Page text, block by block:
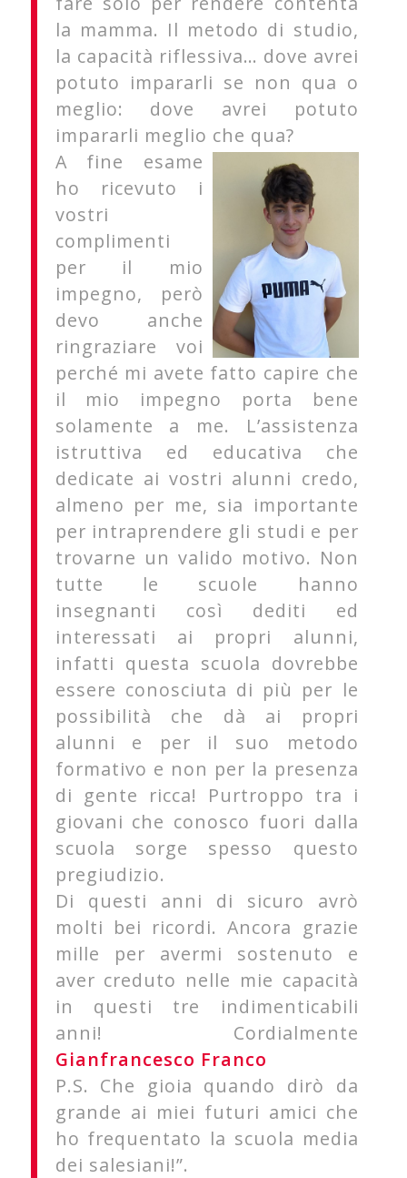
la mamma. Il metodo di studio,
la capacità riflessiva… dove avrei
potuto impararli se non qua o
meglio: dove avrei potuto
impararli meglio che qua?
A fine esame
ho ricevuto i
vostri
complimenti
per il mio
impegno, però
devo anche
ringraziare voi
perché mi avete fatto capire che
il mio impegno porta bene
solamente a me. L’assistenza
istruttiva ed educativa che
dedicate ai vostri alunni credo,
almeno per me, sia importante
per intraprendere gli studi e per
trovarne un valido motivo. Non
tutte le scuole hanno
insegnanti così dediti ed
interessati ai propri alunni,
infatti questa scuola dovrebbe
essere conosciuta di più per le
possibilità che dà ai propri
alunni e per il suo metodo
formativo e non per la presenza
di gente ricca! Purtroppo tra i
giovani che conosco fuori dalla
scuola sorge spesso questo
pregiudizio.
Di questi anni di sicuro avrò
molti bei ricordi. Ancora grazie
mille per avermi sostenuto e
aver creduto nelle mie capacità
in questi tre indimenticabili
anni! Cordialmente
Gianfrancesco Franco
P.S. Che gioia quando dirò da
grande ai miei futuri amici che
ho frequentato la scuola media
dei salesiani!”.